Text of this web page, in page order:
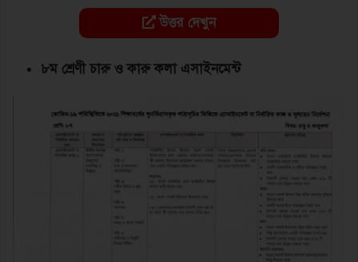
উত্তর দেখুন
৮ম শ্রেণী চারু ও কারু কলা এসাইনমেন্ট